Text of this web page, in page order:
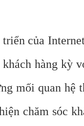
của
hàng kỳ
mối quan hệ
chăm sóc